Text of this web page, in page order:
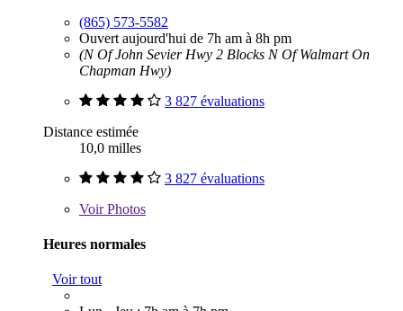
(865) 573-5582
Ouvert aujourd'hui de 7h am à 8h pm
(N Of John Sevier Hwy 2 Blocks N Of Walmart On
Chapman Hwy)
3 827 évaluations
Distance estimée
10,0 milles
3 827 évaluations
VoirPhotos
Heures normales
Voir tout